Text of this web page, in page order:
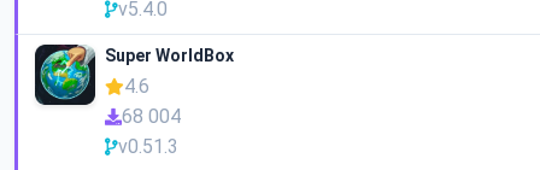
v5.4.0
Super WorldBox
4.6
68 004
v0.51.3